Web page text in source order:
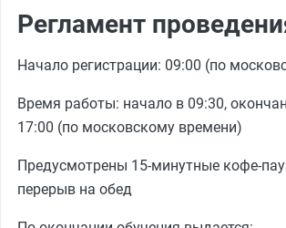
Регламент
Начало регистрации: 09:00 (по
Время работы: начало в 09:30,
17:00 (по московскому времени)
Предусмотрены 15-минутные кофе-
перерыв на обед